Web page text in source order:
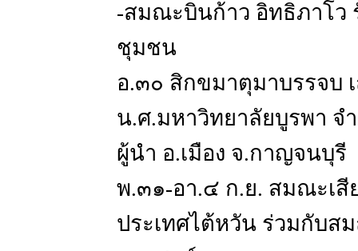
-สมณะบินก้าว อิทธิภาโว
ชุมชน
อ.๓๐ สิกขมาตุมาบรรจบ
น.ศ.มหาวิทยาลัยบูรพา
ผู้นำ อ.เมือง จ.กาญจนบุรี
พ.๓๑-อา.๔ ก.ย. สมณะเสี
ประเทศไต้หวัน ร่วมกับ